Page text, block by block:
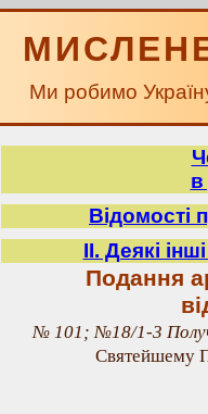
Ми робимо
в
Відомості
ІІ. Деякі
Подання
№ 101; №18/1-3
Святейшему